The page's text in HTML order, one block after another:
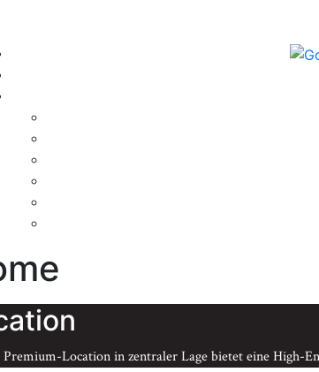
Premium-Location in zentraler Lage bietet eine High-